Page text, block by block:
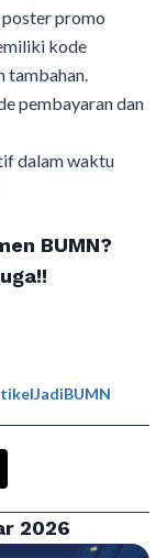
poster promo
kode
tambahan.
pembayaran dan
dalam waktu
BUMN?
2026